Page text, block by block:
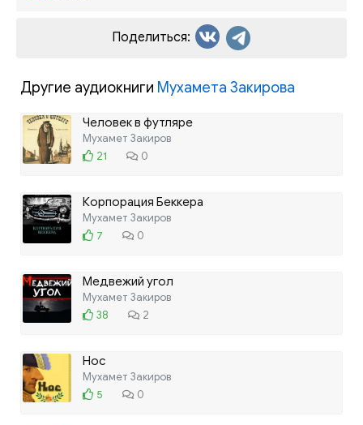
Поделиться:
Другие аудиокниги Мухамета Закирова
Человек в футляре
Мухамет Закиров
21
0
Корпорация Беккера
Мухамет Закиров
7
0
Медвежий угол
Мухамет Закиров
38
2
Нос
Мухамет Закиров
5
0